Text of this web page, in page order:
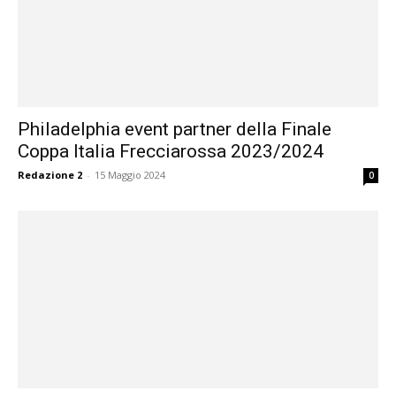
Philadelphia event partner della Finale
Coppa Italia Frecciarossa 2023/2024
Redazione 2 - 15 Maggio 2024 0